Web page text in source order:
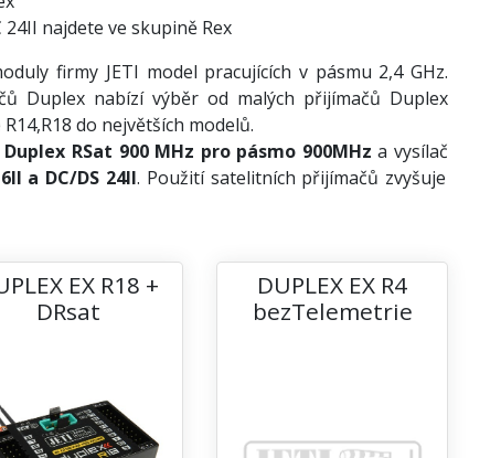
najdete ve skupině Rex
firmy JETI model pracujících v pásmu 2,4 GHz.
Duplex nabízí výběr od malých přijímačů Duplex
do největších modelů.
Duplex RSat 900 MHz pro pásmo 900MHz a vysílač
a DC/DS 24II. Použití satelitních přijímačů zvyšuje
EX R18 +
DRsat
DUPLEX EX R4
bezTelemetrie